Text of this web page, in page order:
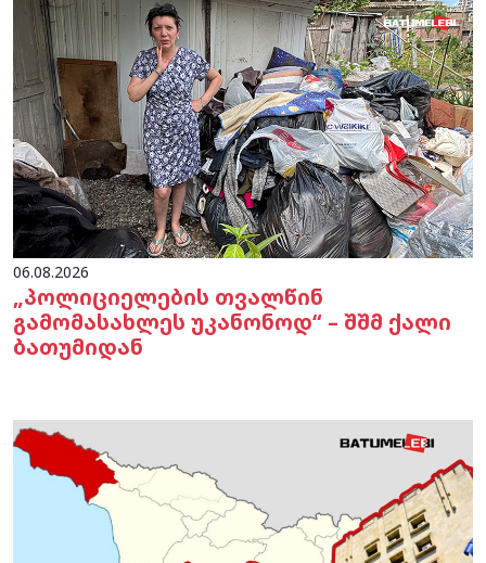
06.08.2026
„პოლიციელების თვალწინ
გამომასახლეს უკანონოდ“ – შშმ ქალი
ბათუმიდან